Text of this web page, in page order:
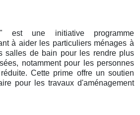
est une initiative programme
à aider les particuliers ménages à
salles de bain pour les rendre plus
notamment pour les personnes
Cette prime offre un soutien
pour les travaux d'aménagement